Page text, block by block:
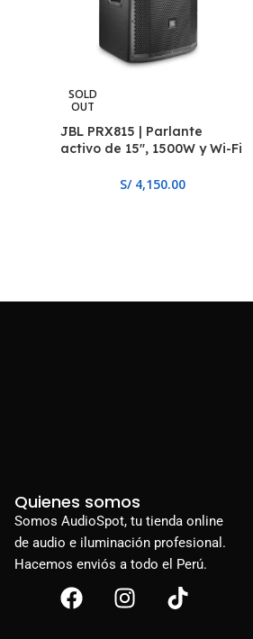
SOLD
OUT
JBL PRX815 | Parlante
activo de 15″, 1500W y Wi-Fi
S/4,150.00
Quienes somos
Somos AudioSpot, tu tienda online
de audio e iluminación profesional.
Hacemos enviós a todo el Perú.